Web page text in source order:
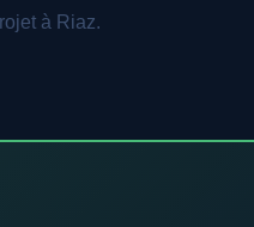
à Riaz.